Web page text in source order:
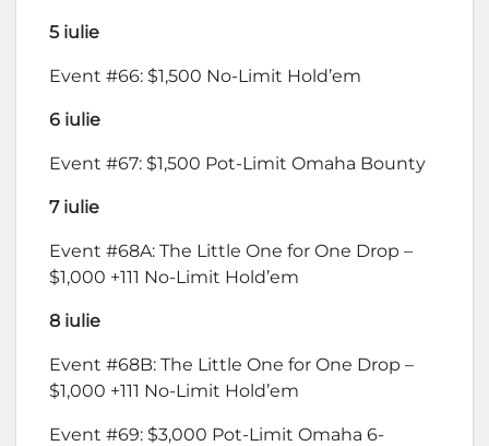
5 iulie
Event #66: $1,500 No-Limit Hold’em
6 iulie
Event #67: $1,500 Pot-Limit Omaha Bounty
7 iulie
Event #68A: The Little One for One Drop –
$1,000 +111 No-Limit Hold’em
8 iulie
Event #68B: The Little One for One Drop –
$1,000 +111 No-Limit Hold’em
Event #69: $3,000 Pot-Limit Omaha 6-